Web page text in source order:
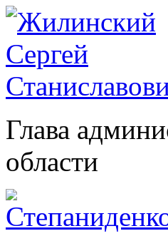
Глава
области